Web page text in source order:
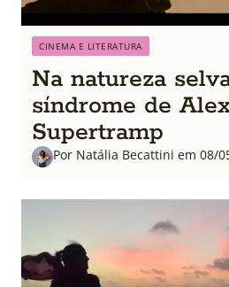
CINEMA E LITERATURA
Na natureza
síndrome de
Supertramp
Por Natália Becattini em 08/